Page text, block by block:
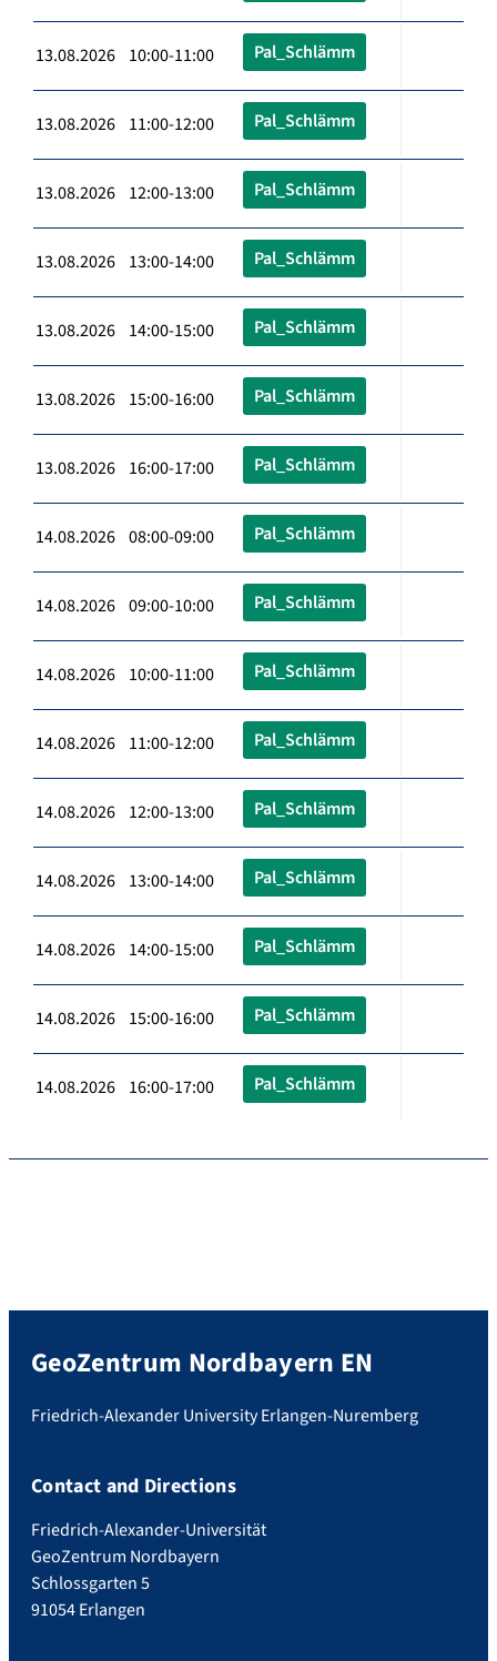
13.08.2026 10:00-11:00 Pal_Schlämm
13.08.2026 11:00-12:00 Pal_Schlämm
13.08.2026 12:00-13:00 Pal_Schlämm
13.08.2026 13:00-14:00 Pal_Schlämm
13.08.2026 14:00-15:00 Pal_Schlämm
13.08.2026 15:00-16:00 Pal_Schlämm
13.08.2026 16:00-17:00 Pal_Schlämm
14.08.2026 08:00-09:00 Pal_Schlämm
14.08.2026 09:00-10:00 Pal_Schlämm
14.08.2026 10:00-11:00 Pal_Schlämm
14.08.2026 11:00-12:00 Pal_Schlämm
14.08.2026 12:00-13:00 Pal_Schlämm
14.08.2026 13:00-14:00 Pal_Schlämm
14.08.2026 14:00-15:00 Pal_Schlämm
14.08.2026 15:00-16:00 Pal_Schlämm
14.08.2026 16:00-17:00 Pal_Schlämm
GeoZentrum Nordbayern EN
Friedrich-Alexander University Erlangen-Nuremberg
Contact and Directions
Friedrich-Alexander-Universität
GeoZentrum Nordbayern
Schlossgarten 5
91054 Erlangen